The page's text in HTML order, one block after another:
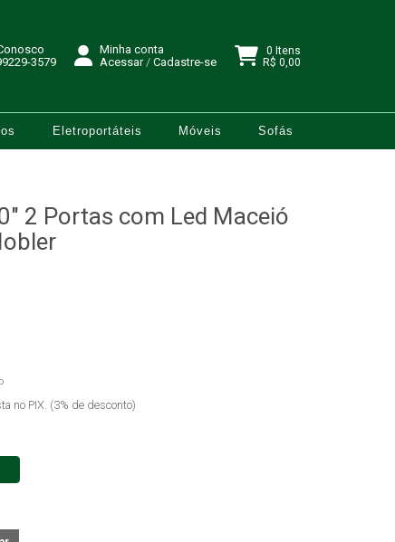
3579
Minha conta
Acessar/ Cadastre-se
0 Itens
R$ 0,00
Eletroportáteis Móveis Sofás
2 Portas com Led Maceió
no PIX. (3% de desconto)